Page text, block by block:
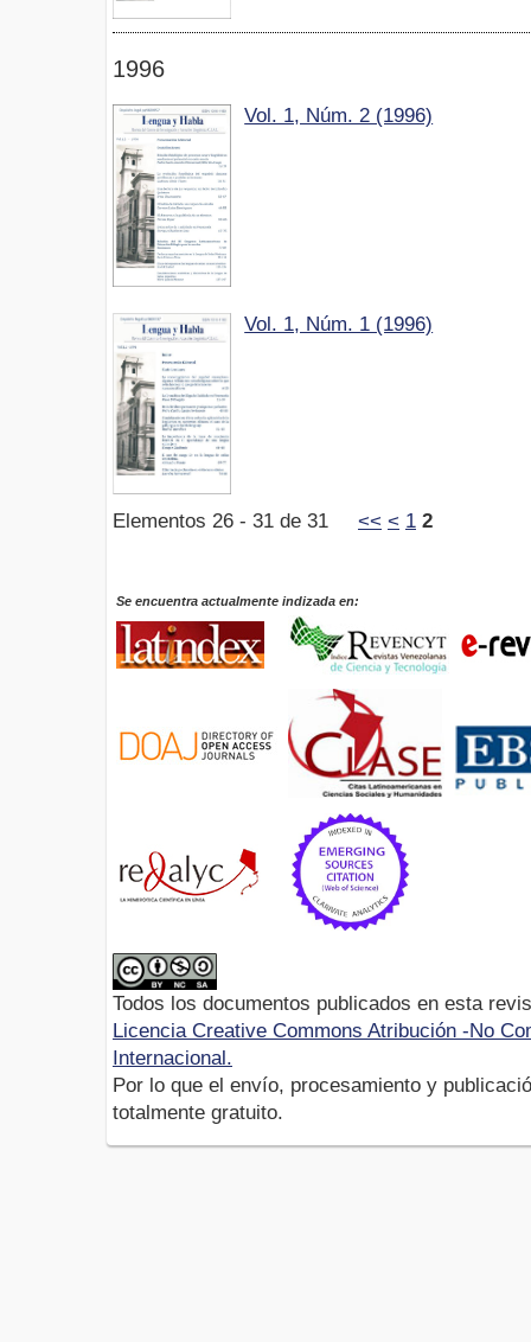
1996
Vol. 1, Núm. 2 (1996)
Vol. 1, Núm. 1 (1996)
Elementos 26 - 31 de 31 << < 1 2
Se encuentra actualmente indizada en:
Todos los documentos publicados en esta
Licencia Creative Commons Atribución -No
Internacional.
Por lo que el envío, procesamiento y
totalmente gratuito.